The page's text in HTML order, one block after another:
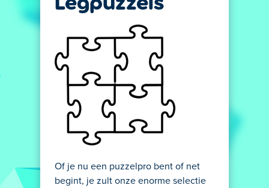
Of je nu een puzzelpro bent of net
begint, je zult onze enorme selectie